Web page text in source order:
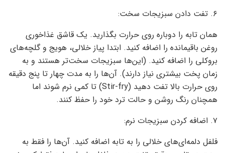
۶. تفت دادن سبزیجات سخت:
همان تابه را دوباره روی حرارت بگذارید. یک قاشق غذاخوری
روغن باقیمانده را اضافه کنید. ابتدا پیاز خلالی، هویج و گلچه‌های
بروکلی را اضافه کنید. (این‌ها سبزیجات سخت‌تر هستند و به
زمان پخت بیشتری نیاز دارند). آن‌ها را به مدت چهار تا پنج دقیقه
روی حرارت بالا تفت دهید (Stir-fry) تا کمی نرم شوند اما
همچنان رنگ روشن و حالت ترد خود را حفظ کنند.
۷. اضافه کردن سبزیجات نرم:
فلفل دلمه‌ای‌های خلالی را به تابه اضافه کنید. آن‌ها را فقط به